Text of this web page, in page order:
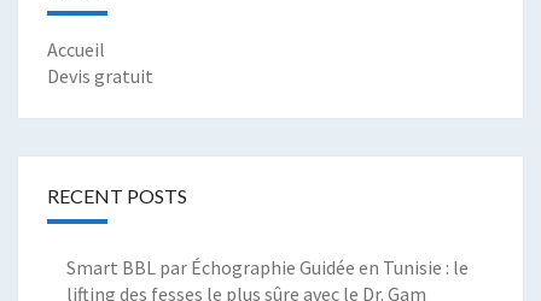
Accueil
Devis gratuit
RECENT POSTS
Smart BBL par Échographie Guidée en Tunisie : le
lifting des fesses le plus sûre avec le Dr. Gam